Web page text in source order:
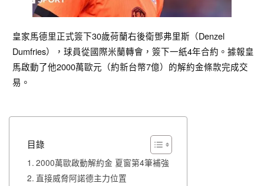
皇家馬德里正式簽下30歲荷蘭右後衛鄧弗里斯（Denzel
Dumfries），球員從國際米蘭轉會，簽下一紙4年合約。據報皇
馬啟動了他2000萬歐元（約新台幣7億）的解約金條款完成交
易。
目錄
2000萬歐啟動解約金 夏窗第4筆補強
直接威脅阿諾德主力位置